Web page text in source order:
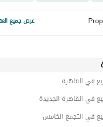
عرض جميع
في القاهرة
في القاهرة الجديدة
في التجمع الخامس